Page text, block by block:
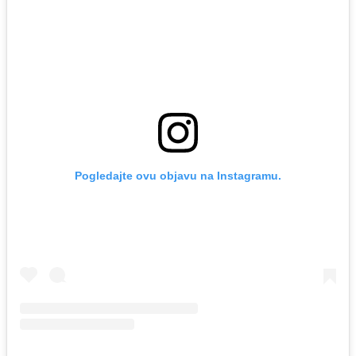
Pogledajte ovu objavu na Instagramu.